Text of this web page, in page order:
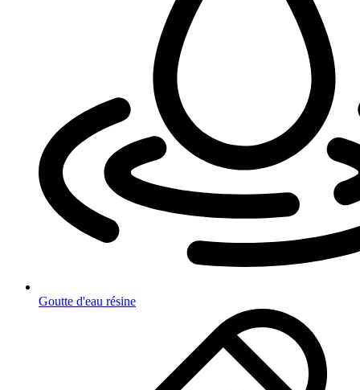
Goutte d'eau résine